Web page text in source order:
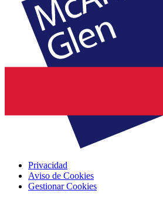
Privacidad
Aviso de Cookies
Gestionar Cookies